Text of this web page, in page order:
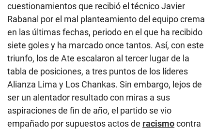
cuestionamientos que recibió el técnico Javier
Rabanal por el mal planteamiento del equipo crema
en las últimas fechas, periodo en el que ha recibido
siete goles y ha marcado once tantos. Así, con este
triunfo, los de Ate escalaron al tercer lugar de la
tabla de posiciones, a tres puntos de los líderes
Alianza Lima y Los Chankas. Sin embargo, lejos de
ser un alentador resultado con miras a sus
aspiraciones de fin de año, el partido se vio
empañado por supuestos actos de racismocontra